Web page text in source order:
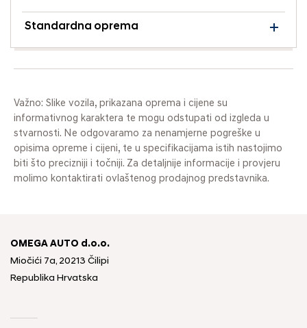
Standardna oprema
Važno: Slike vozila, prikazana oprema i cijene su
informativnog karaktera te mogu odstupati od izgleda u
stvarnosti. Ne odgovaramo za nenamjerne pogreške u
opisima opreme i cijeni, te u specifikacijama istih nastojimo
biti što precizniji i točniji. Za detaljnije informacije i provjeru
molimo kontaktirati ovlaštenog prodajnog predstavnika.
OMEGA AUTO d.o.o.
Miočići 7a, 20213 Čilipi
Republika Hrvatska